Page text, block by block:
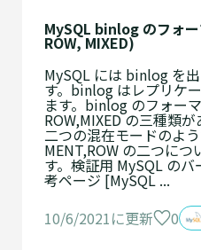
MySQL binlog のフォ
ROW, MIXED)
MySQL には binlog を
す。binlog はレプリケ
ます。binlog のフォー
ROW,MIXED の三種類
二つの混在モードのよ
MENT,ROW の二つに
す。検証用 MySQL の
考ページ [MySQL ...
10/6/2021に更新
0